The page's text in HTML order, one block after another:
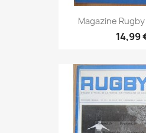
Magazine
14,99